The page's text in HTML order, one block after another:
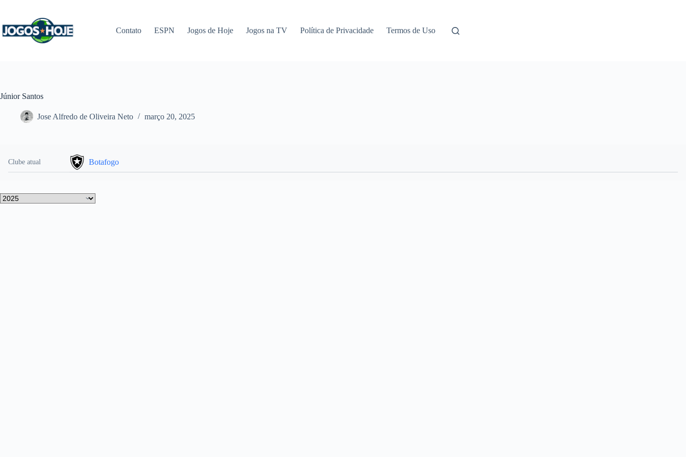
conteúdo
Contato ESPN Jogos de Hoje Jogos na TV Política de Privacidade Termos de Uso
Júnior Santos
Jose Alfredo de Oliveira Neto março 20, 2025
Clube atual Botafogo